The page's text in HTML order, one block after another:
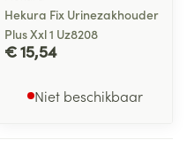
Hekura Fix Urinezakhouder
Plus Xxl 1 Uz8208
€ 15,54
Niet beschikbaar